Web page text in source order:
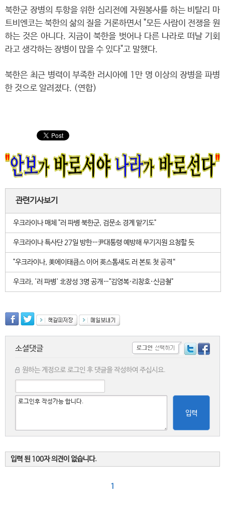
북한군 장병의 투항을 위한 심리전에 자원봉사를 하는 비탈리 마
트비엔코는 북한의 삶의 질을 거론하면서 "모든 사람이 전쟁을 원
하는 것은 아니다. 지금이 북한을 벗어나 다른 나라로 떠날 기회
라고 생각하는 장병이 많을 수 있다"고 말했다.
북한은 최근 병력이 부족한 러시아에 1만 명 이상의 장병을 파병
한 것으로 알려졌다. (연합)
관련기사보기
우크라이나 매체 "러 파병 북한군, 검문소 경계 맡기도"
우크라이나 특사단 27일 방한…尹대통령 예방해 무기지원 요청할 듯
"우크라이나, 美에이태큼스 이어 英스톰섀도 러 본토 첫 공격“
우크라, '러 파병' 北장성 3명 공개…"김영복·리창호·신금철"
소셜댓글
원하는 계정으로 로그인 후 댓글을 작성하여 주십시요.
입력
입력 된 100자 의견이 없습니다.
1